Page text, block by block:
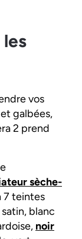
vos
galbées,
2 prend
sèche-
7 teintes
blanc
noir